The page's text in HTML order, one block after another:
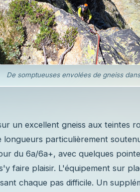
De somptueuses envolées de gneiss
un excellent gneiss aux teintes
longueurs particulièrement
du 6a/6a+, avec quelques
faire plaisir. L'équipement sur
chaque pas difficile. Un